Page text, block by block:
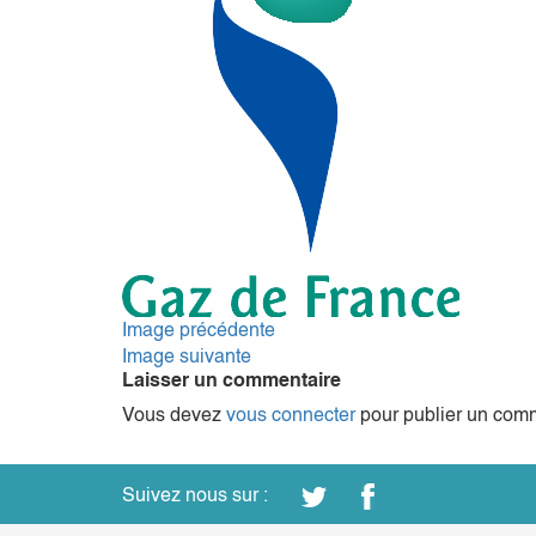
Image précédente
Image suivante
Laisser un commentaire
Vous devez vous connecterpour publier un
Suivez nous sur :